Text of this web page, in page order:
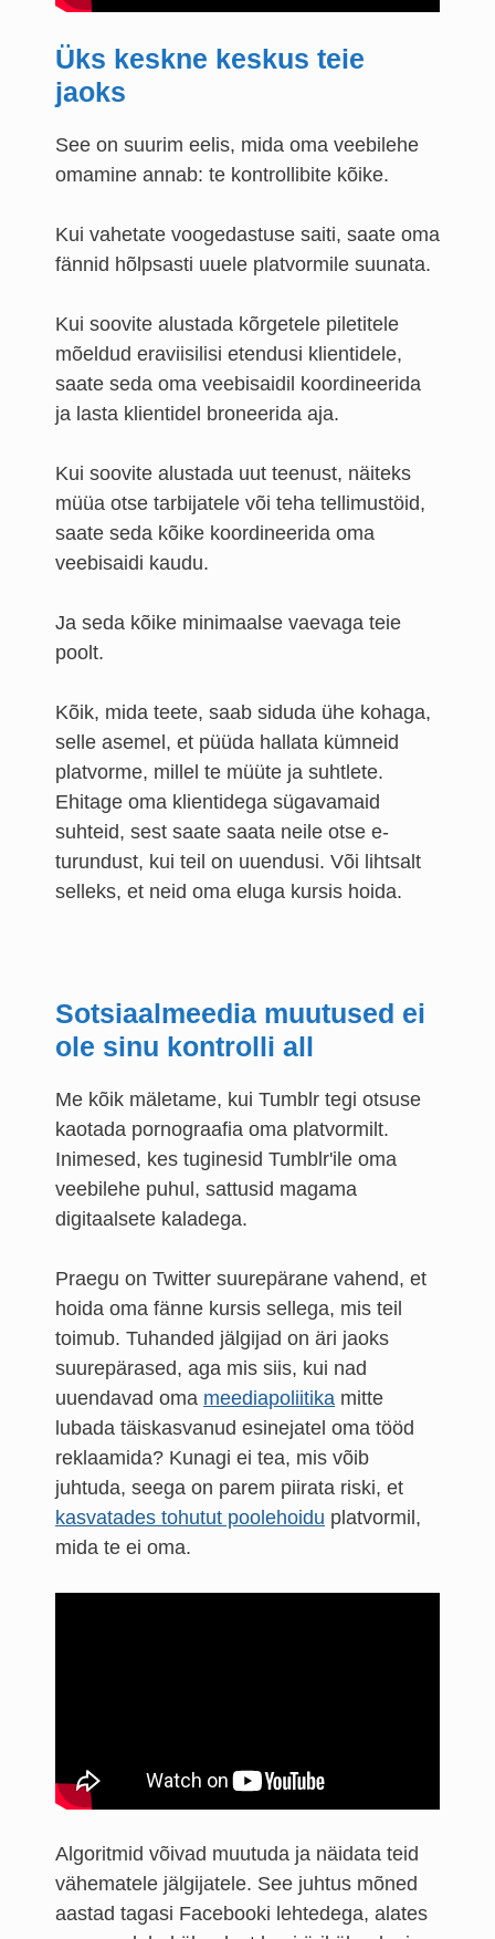
Üks keskne keskus teie
jaoks
See on suurim eelis, mida oma veebilehe
omamine annab: te kontrollibite kõike.
Kui vahetate voogedastuse saiti, saate oma
fännid hõlpsasti uuele platvormile suunata.
Kui soovite alustada kõrgetele piletitele
mõeldud eraviisilisi etendusi klientidele,
saate seda oma veebisaidil koordineerida
ja lasta klientidel broneerida aja.
Kui soovite alustada uut teenust, näiteks
müüa otse tarbijatele või teha tellimustöid,
saate seda kõike koordineerida oma
veebisaidi kaudu.
Ja seda kõike minimaalse vaevaga teie
poolt.
Kõik, mida teete, saab siduda ühe kohaga,
selle asemel, et püüda hallata kümneid
platvorme, millel te müüte ja suhtlete.
Ehitage oma klientidega sügavamaid
suhteid, sest saate saata neile otse e-
turundust, kui teil on uuendusi. Või lihtsalt
selleks, et neid oma eluga kursis hoida.
Sotsiaalmeedia muutused ei
ole sinu kontrolli all
Me kõik mäletame, kui Tumblr tegi otsuse
kaotada pornograafia oma platvormilt.
Inimesed, kes tuginesid Tumblr'ile oma
veebilehe puhul, sattusid magama
digitaalsete kaladega.
Praegu on Twitter suurepärane vahend, et
hoida oma fänne kursis sellega, mis teil
toimub. Tuhanded jälgijad on äri jaoks
suurepärased, aga mis siis, kui nad
uuendavad oma meediapoliitika mitte
lubada täiskasvanud esinejatel oma tööd
reklaamida? Kunagi ei tea, mis võib
juhtuda, seega on parem piirata riski, et
kasvatades tohutut poolehoidu platvormil,
mida te ei oma.
Algoritmid võivad muutuda ja näidata teid
vähematele jälgijatele. See juhtus mõned
aastad tagasi Facebooki lehtedega, alates